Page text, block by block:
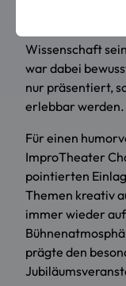
Wissenschaft
war dabei
nur präsentiert,
erlebbar werden.
Für einen
ImproTheater
pointierten
Themen kreativ
immer wieder
prägte den